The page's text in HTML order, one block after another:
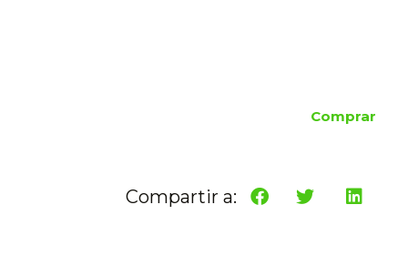
Comprar
Compartir a: